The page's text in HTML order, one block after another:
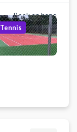
Book en bane
Tennis